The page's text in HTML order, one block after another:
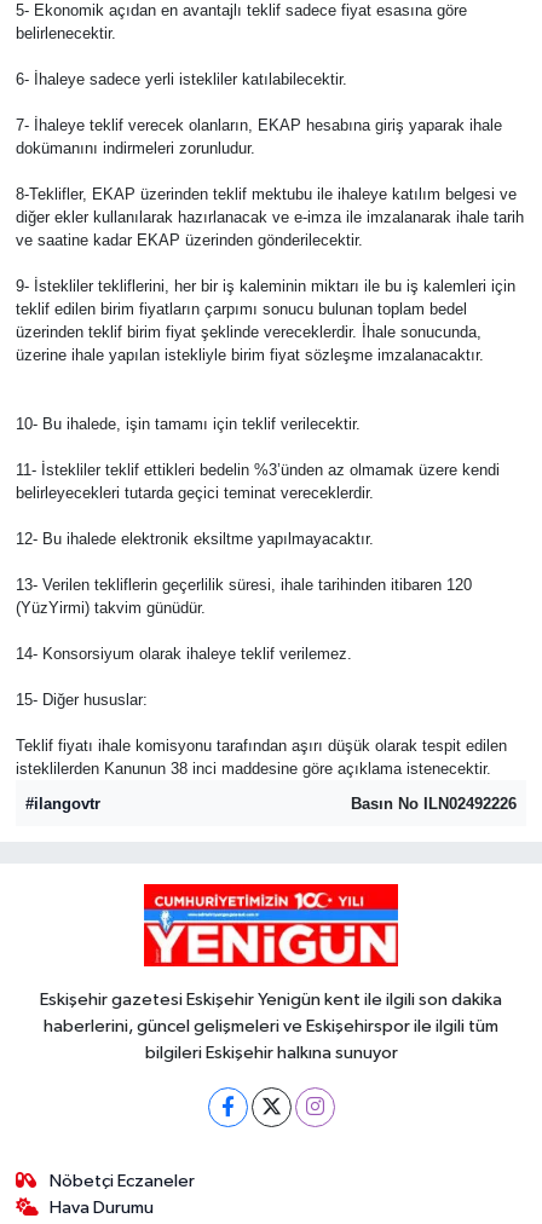
5- Ekonomik açıdan en avantajlı teklif sadece fiyat esasına göre
belirlenecektir.
6- İhaleye sadece yerli istekliler katılabilecektir.
7- İhaleye teklif verecek olanların, EKAP hesabına giriş yaparak ihale
dokümanını indirmeleri zorunludur.
8-Teklifler, EKAP üzerinden teklif mektubu ile ihaleye katılım belgesi ve
diğer ekler kullanılarak hazırlanacak ve e-imza ile imzalanarak ihale tarih
ve saatine kadar EKAP üzerinden gönderilecektir.
9- İstekliler tekliflerini, her bir iş kaleminin miktarı ile bu iş kalemleri için
teklif edilen birim fiyatların çarpımı sonucu bulunan toplam bedel
üzerinden teklif birim fiyat şeklinde vereceklerdir. İhale sonucunda,
üzerine ihale yapılan istekliyle birim fiyat sözleşme imzalanacaktır.
10- Bu ihalede, işin tamamı için teklif verilecektir.
11- İstekliler teklif ettikleri bedelin %3’ünden az olmamak üzere kendi
belirleyecekleri tutarda geçici teminat vereceklerdir.
12- Bu ihalede elektronik eksiltme yapılmayacaktır.
13- Verilen tekliflerin geçerlilik süresi, ihale tarihinden itibaren 120
(YüzYirmi) takvim günüdür.
14- Konsorsiyum olarak ihaleye teklif verilemez.
15- Diğer hususlar:
Teklif fiyatı ihale komisyonu tarafından aşırı düşük olarak tespit edilen
isteklilerden Kanunun 38 inci maddesine göre açıklama istenecektir.
#ilangovtr
Basın No ILN02492226
Eskişehir gazetesi Eskişehir Yenigün kent ile ilgili son dakika
haberlerini, güncel gelişmeleri ve Eskişehirspor ile ilgili tüm
bilgileri Eskişehir halkına sunuyor
Nöbetçi Eczaneler
Hava Durumu